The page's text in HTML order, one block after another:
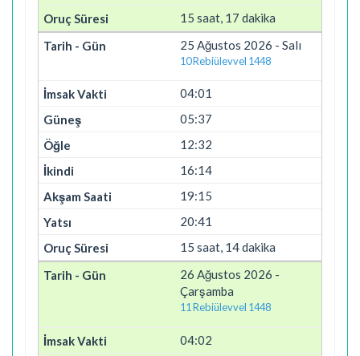
15 saat, 17 dakika
25 Ağustos 2026 - Salı
10 Rebiülevvel 1448
04:01
05:37
12:32
16:14
19:15
20:41
15 saat, 14 dakika
26 Ağustos 2026 -
Çarşamba
11 Rebiülevvel 1448
04:02